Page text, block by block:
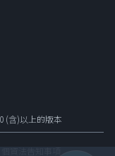
(含)以上的版本
個資法告知事項